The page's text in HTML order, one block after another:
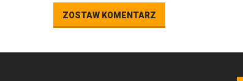
ZOSTAW KOMENTARZ